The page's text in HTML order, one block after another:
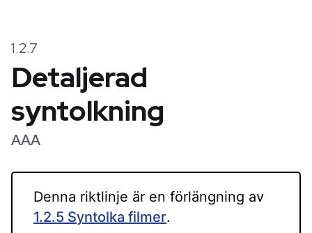
1.2.7
Detaljerad
syntolkning
AAA
Denna riktlinje är en förlängning av
1.2.5 Syntolka filmer.